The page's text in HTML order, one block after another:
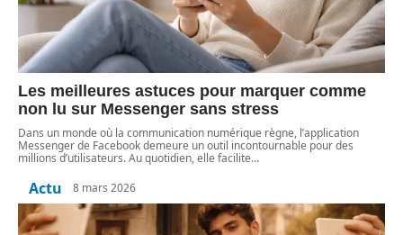
Les meilleures astuces pour marquer comme
non lu sur Messenger sans stress
Dans un monde où la communication numérique règne, l’application
Messenger de Facebook demeure un outil incontournable pour des
millions d’utilisateurs. Au quotidien, elle facilite…
Actu 8 mars 2026